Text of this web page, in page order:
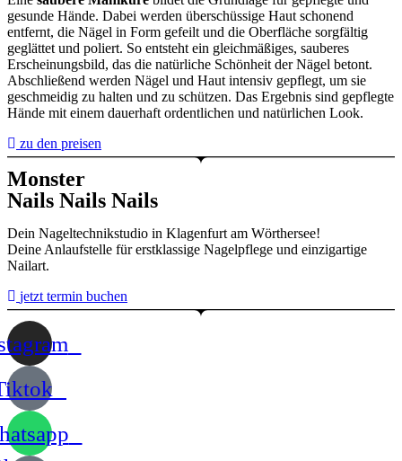
gesunde Hände. Dabei werden überschüssige Haut schonend
entfernt, die Nägel in Form gefeilt und die Oberfläche sorgfältig
geglättet und poliert. So entsteht ein gleichmäßiges, sauberes
Erscheinungsbild, das die natürliche Schönheit der Nägel betont.
Abschließend werden Nägel und Haut intensiv gepflegt, um sie
geschmeidig zu halten und zu schützen. Das Ergebnis sind gepflegte
Hände mit einem dauerhaft ordentlichen und natürlichen Look.
zu den preisen
Monster
Nails Nails Nails
Dein Nageltechnikstudio in Klagenfurt am Wörthersee!
Deine Anlaufstelle für erstklassige Nagelpflege und einzigartige
Nailart.
jetzt termin buchen